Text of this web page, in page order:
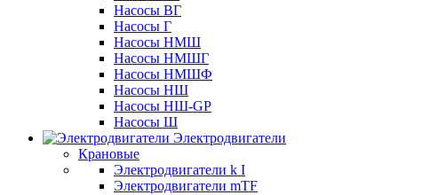
Насосы ВГ
Насосы Г
Насосы НМШ
Насосы НМШГ
Насосы НМШФ
Насосы НШ
Насосы НШ-GP
Насосы Ш
Электродвигатели
Крановые
Электродвигатели k I
Электродвигатели mTF